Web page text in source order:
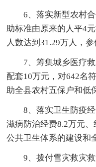
6、落实新型农村
助标准由原来的人平4
人数达到31.29万人，参
7、筹集城乡医疗
配套10万元，对642名
助全县农村五保户和低
8、落实卫生防疫
滋病防治经费8.2万元
公共卫生体系的建设和
9、拨付雪灾救灾